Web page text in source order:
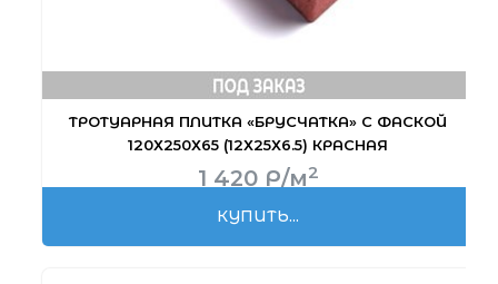
ТРОТУАРНАЯ ПЛИТКА «БРУСЧАТКА» С ФАСКОЙ
120Х250Х65 (12Х25Х6.5) КРАСНАЯ
1 420 Р/м2
КУПИТЬ...